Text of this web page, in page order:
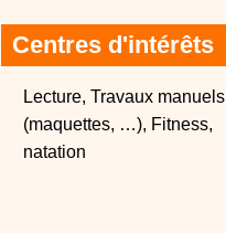
Centres d'intérêts
Lecture, Travaux manuels
(maquettes, …), Fitness,
natation